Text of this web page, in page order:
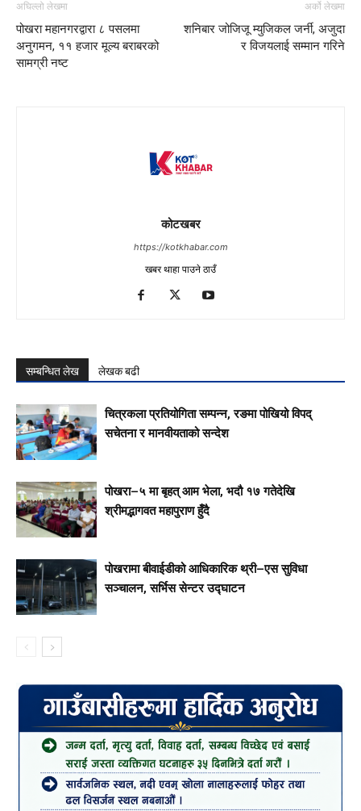
अघिल्लो लेखमा
पोखरा महानगरद्वारा ८ पसलमा
अनुगमन, ११ हजार मूल्य बराबरको
सामग्री नष्ट
अर्को लेखमा
शनिबार जोजिजू म्युजिकल जर्नी, अजुदा
र विजयलाई सम्मान गरिने
कोटखबर
https://kotkhabar.com
खबर थाहा पाउने ठाउँ
सम्बन्धित लेख लेखक बढी
चित्रकला प्रतियोगिता सम्पन्न, रङमा पोखियो विपद्
सचेतना र मानवीयताको सन्देश
पोखरा–५ मा बृहत् आम भेला, भदौ १७ गतेदेखि
श्रीमद्भागवत महापुराण हुँदै
पोखरामा बीवाईडीको आधिकारिक थ्री–एस सुविधा
सञ्चालन, सर्भिस सेन्टर उद्घाटन